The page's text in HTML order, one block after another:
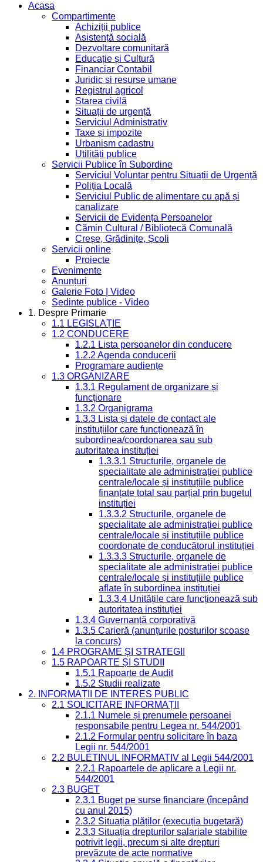
Acasa
Compartimente
Achiziții publice
Asistență socială
Dezvoltare comunitară
Educație și Cultură
Financiar Contabil
Juridic si resurse umane
Registrul agricol
Starea civilă
Situații de urgență
Serviciul Administrativ
Taxe și impozite
Urbanism cadastru
Utilități publice
Servicii Publice în Subordine
Serviciul Voluntar pentru Situații de Urgență
Poliția Locală
Serviciul Public de alimentare cu apă și
canalizare
Servicii de Evidența Persoanelor
Cămin Cultural / Bibliotecă Comunală
Creșe, Grădinițe, Școli
Servicii online
Proiecte
Evenimente
Anunțuri
Galerie Foto | Video
Sedinte publice - Video
1. Despre Primarie
1.1 LEGISLAȚIE
1.2 CONDUCERE
1.2.1 Lista persoanelor din conducere
1.2.2 Agenda conducerii
Programare audiențe
1.3 ORGANIZARE
1.3.1 Regulament de organizare și
funcționare
1.3.2 Organigrama
1.3.3 Lista și datele de contact ale
instituțiilor care funcționează în
subordinea/coordonarea sau sub
autoritatea instituției
1.3.3.1 Structurile, organele de
specialitate ale administrației publice
centrale/locale și instituțiile publice
finanțate total sau parțial prin bugetul
instituției
1.3.3.2 Structurile, organele de
specialitate ale administrației publice
centrale/locale și instituțiile publice
coordonate de conducătorul instituției
1.3.3.3 Structurile, organele de
specialitate ale administrației publice
centrale/locale și instituțiile publice
aflate în subordinea instituției
1.3.3.4 Unitățile care funcționează sub
autoritatea instituției
1.3.4 Guvernanță corporativă
1.3.5 Carieră (anunțurile posturilor scoase
la concurs)
1.4 PROGRAME ȘI STRATEGII
1.5 RAPOARTE ȘI STUDII
1.5.1 Rapoarte de Audit
1.5.2 Studii realizate
2. INFORMAȚII DE INTERES PUBLIC
2.1 SOLICITARE INFORMAȚII
2.1.1 Numele și prenumele persoanei
responsabile pentru Legea nr. 544/2001
2.1.2 Formular pentru solicitare în baza
Legii nr. 544/2001
2.2 BULETINUL INFORMATIV al Legii 544/2001
2.2.1 Rapoartele de aplicare a Legii nr.
544/2001
2.3 BUGET
2.3.1 Buget pe surse financiare (începând
cu anul 2015)
2.3.2 Situația plăților (execuția bugetară)
2.3.3 Situația drepturilor salariale stabilite
potrivit legii, precum și alte drepturi
prevăzute de acte normative